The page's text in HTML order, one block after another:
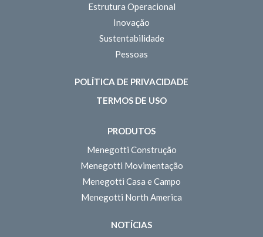
Estrutura Operacional
Inovação
Sustentabilidade
Pessoas
POLÍTICA DE PRIVACIDADE
TERMOS DE USO
PRODUTOS
Menegotti Construção
Menegotti Movimentação
Menegotti Casa e Campo
Menegotti North America
NOTÍCIAS